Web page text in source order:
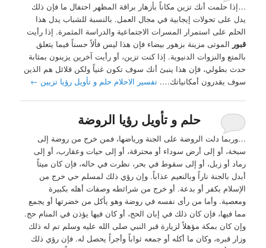
…إذا حلمت أنك تزين مكاناً بأزهار براقة المظهر احتفال ما فإن ذلك
يدل على تحولات إيجابية في مجال العمل. بالنسبة للشباب يدل هذا
الحلم على استمرار المسرات الاجتماعية والدراسة المثمرة. إذا رأيت
قبور الموتى مزينة بزهور بيضاء فإن هذا ليس فألاً حسناً فيما يتعلق
بالمتع والنزوات الدنيوية. إذا كنت تزين، أو رأيت آخرين يزينون بمثابة
حدث بطولي، فإن هذا ينبئ أنك سوف تكون غنياً ولكن قلائل هم الذين
سوف يقدرون أمكانياتك….تفسير الاحلام حلم و تأويل رؤيا تزيين ←
حلم و تأويل رؤيا الروضة
…وربما دلت الروضة على الجنة ورياضها، فمن خرج من روضة إلى
سبخة، أو إلى أرض سوداء أو محترقة، أو إلى حيات وعقارب، أو إلى
رماد أو زبل، أو إلى سقوط في بحر، نظرت في حاله، فإن كان ميتاً
أبدل بالجنة ناراً وبالنعيم عذاباً. وإن رؤي ذلك لمسلم حي خرج من
الإسلام بكفر أو بدعة. أو خرج من شرائطه وصفات أهله بكبيرة
ومعصية. وأما من رأى نفسه في روضة وهو يأكل من خضرتها أو يجمع
مما فيها، فإن كان ذلك في إبان الحج، أو كان فيها يؤذن في المنام حج.
وإن كان بمكة مؤهلاً لزيارة قبر النبي صلى الله عليه وسلم تم له ذلك
وزار قبره، وكان ما أكله أو جمعه ثواباً وأجراً يحصل له. فإن رؤي ذلك